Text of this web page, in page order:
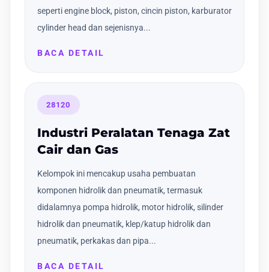
seperti engine block, piston, cincin piston, karburator
cylinder head dan sejenisnya...
BACA DETAIL
28120
Industri Peralatan Tenaga Zat
Cair dan Gas
Kelompok ini mencakup usaha pembuatan
komponen hidrolik dan pneumatik, termasuk
didalamnya pompa hidrolik, motor hidrolik, silinder
hidrolik dan pneumatik, klep/katup hidrolik dan
pneumatik, perkakas dan pipa...
BACA DETAIL